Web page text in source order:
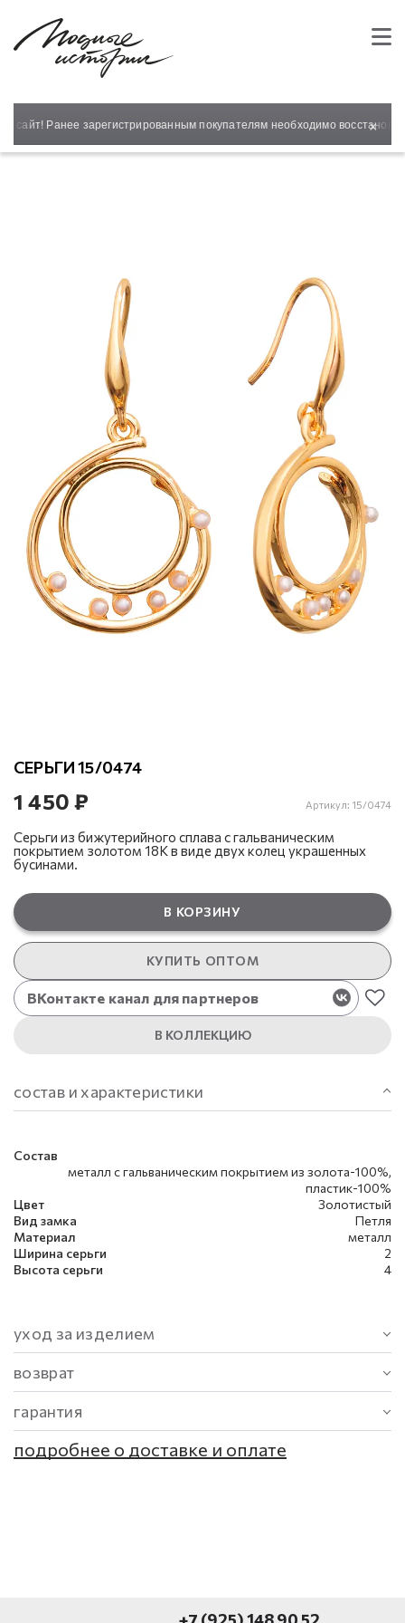
сайт! Ранее зарегистрированным покупателям необходимо ×
СЕРЬГИ 15/0474
1 450 ₽ Артикул: 15/0474
Серьги из бижутерийного сплава с гальваническим
покрытием золотом 18К в виде двух колец украшенных
бусинами.
В КОРЗИНУ
КУПИТЬ ОПТОМ
ВКонтакте канал для партнеров
В КОЛЛЕКЦИЮ
состав и характеристики
Состав
металл с гальваническим покрытием из золота-100%,
пластик-100%
Цвет
Золотистый
Вид замка
Петля
Материал
металл
Ширина серьги
2
Высота серьги
4
уход за изделием
возврат
гарантия
подробнее о доставке и оплате